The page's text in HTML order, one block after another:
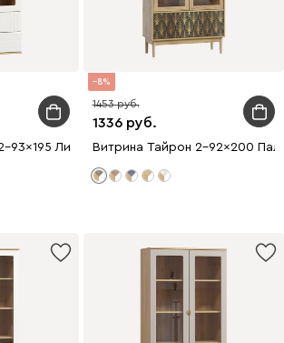
93x195 Линии Белый
8
1336
1453
Витрина Тайрон 2-92x200